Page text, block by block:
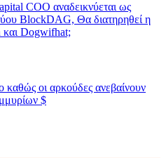
COO αναδεικνύεται ως
BlockDAG, Θα διατηρηθεί η
και Dogwifhat;
οι αρκούδες ανεβαίνουν
$